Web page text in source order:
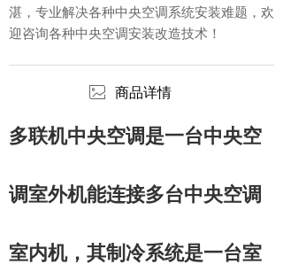
湛，专业解决各种中央空调系统安装难题，欢
迎咨询各种中央空调安装改造技术！
商品详情
多联机中央空调是一台中央空
调室外机能连接多台中央空调
室内机，其制冷系统是一台室
ꂈ